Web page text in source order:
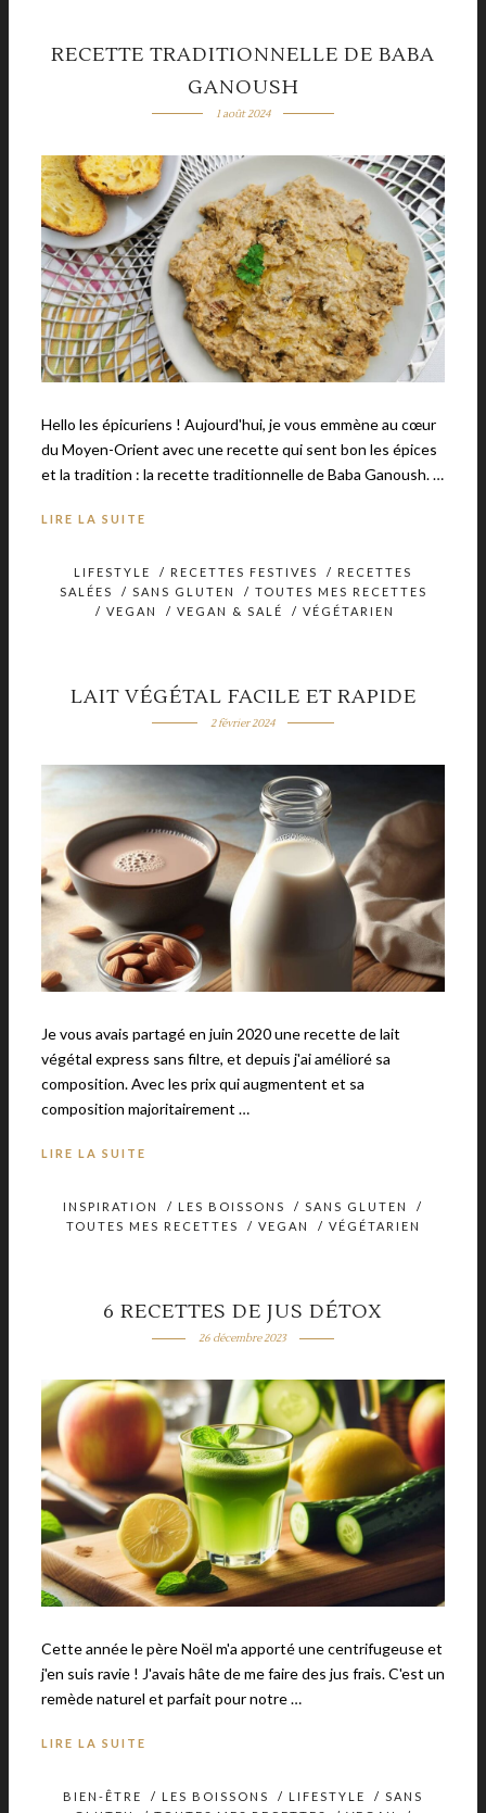
RECETTE TRADITIONNELLE DE BABA
GANOUSH
1 août 2024
Hello les épicuriens ! Aujourd'hui, je vous emmène au cœur
du Moyen-Orient avec une recette qui sent bon les épices
et la tradition : la recette traditionnelle de Baba Ganoush. …
LIRE LA SUITE
LIFESTYLE / RECETTES FESTIVES / RECETTES
SALÉES
/ SANS GLUTEN / TOUTES MES RECETTES
/ VEGAN / VEGAN & SALÉ / VÉGÉTARIEN
LAIT VÉGÉTAL FACILE ET RAPIDE
2 février 2024
Je vous avais partagé en juin 2020 une recette de lait
végétal express sans filtre, et depuis j'ai amélioré sa
composition. Avec les prix qui augmentent et sa
composition majoritairement …
LIRE LA SUITE
INSPIRATION / LES BOISSONS / SANS GLUTEN
/
TOUTES MES RECETTES
/ VEGAN / VÉGÉTARIEN
6 RECETTES DE JUS DÉTOX
26 décembre 2023
Cette année le père Noël m'a apporté une centrifugeuse et
j'en suis ravie ! J'avais hâte de me faire des jus frais. C'est un
remède naturel et parfait pour notre …
LIRE LA SUITE
BIEN-ÊTRE / LES BOISSONS / LIFESTYLE / SANS